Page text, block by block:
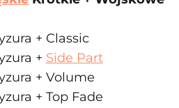
+ Classic
+ Side Part
+ Volume
+ Top Fade